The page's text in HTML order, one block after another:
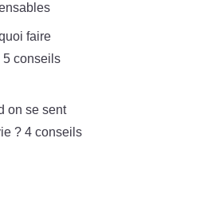
faire
5 conseils
on se sent
? 4 conseils